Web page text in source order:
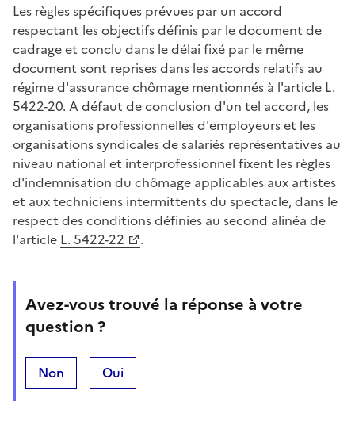
Les règles spécifiques prévues par un accord
respectant les objectifs définis par le document de
cadrage et conclu dans le délai fixé par le même
document sont reprises dans les accords relatifs au
régime d'assurance chômage mentionnés à l'article L.
5422-20. A défaut de conclusion d'un tel accord, les
organisations professionnelles d'employeurs et les
organisations syndicales de salariés représentatives au
niveau national et interprofessionnel fixent les règles
d'indemnisation du chômage applicables aux artistes
et aux techniciens intermittents du spectacle, dans le
respect des conditions définies au second alinéa de
l'article L. 5422-22 .
Avez-vous trouvé la réponse à votre
question ?
Non Oui